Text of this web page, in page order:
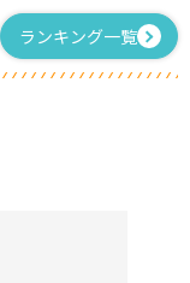
ランキング一覧